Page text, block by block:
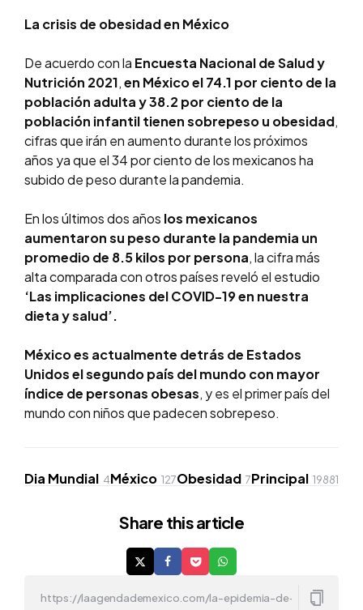
La crisis de obesidad en México
De acuerdo con la Encuesta Nacional de Salud y
Nutrición 2021,en México el 74.1 por ciento de la
población adulta y 38.2 por ciento de la
población infantil tienen sobrepeso u obesidad,
cifras que irán en aumento durante los próximos
años ya que el 34 por ciento de los mexicanos ha
subido de peso durante la pandemia.
En los últimos dos años los mexicanos
aumentaron su peso durante la pandemia un
promedio de 8.5 kilos por persona, la cifra más
alta comparada con otros países reveló el estudio
‘Las implicaciones del COVID-19 en nuestra
dieta y salud’.
México es actualmente detrás de Estados
Unidos el segundo país del mundo con mayor
índice de personas obesas, y es el primer país del
mundo con niños que padecen sobrepeso.
Dia Mundial 4México 127Obesidad 7Principal 19881
Share this article